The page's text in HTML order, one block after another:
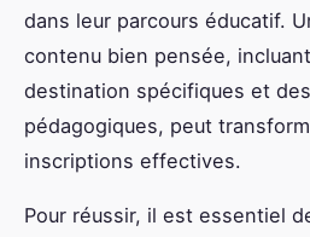
dans leur parcours éducatif.
contenu bien pensée,
destination spécifiques et
pédagogiques, peut
inscriptions effectives.
Pour réussir, il est essentiel